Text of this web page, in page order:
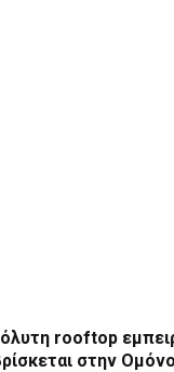
rooftop
στην